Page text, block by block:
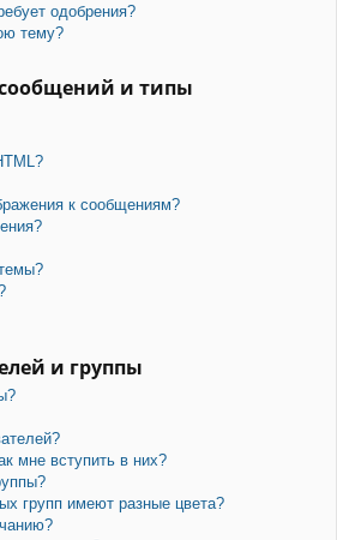
одобрения?
тему?
и типы
к сообщениям?
и группы
мне вступить в них?
групп имеют разные цвета?